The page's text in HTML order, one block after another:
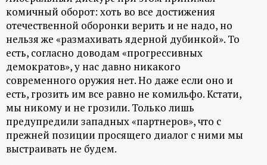
о
н
н
ы
й
п
комичный оборот: хоть во все достижения
отечественной оборонки верить и не надо, но
нельзя же «размахивать ядерной дубинкой». То
есть, согласно доводам «прогрессивных
демократов», у нас давно никакого
современного оружия нет. Но даже если оно и
есть, грозить им все равно не комильфо. Кстати,
мы никому и не грозили. Только лишь
предупредили западных «партнеров», что с
прежней позиции просящего диалог с ними мы
выстраивать не будем.